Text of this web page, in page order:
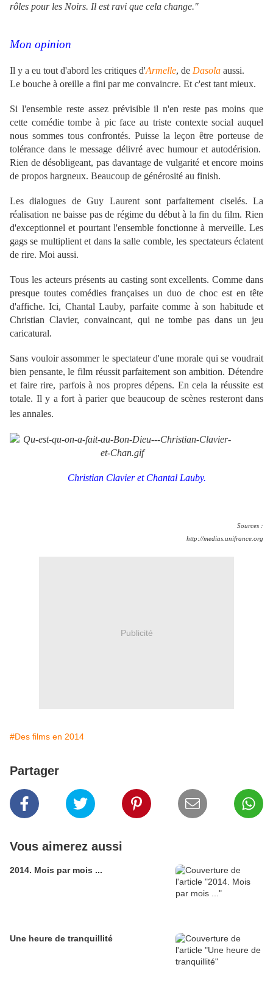
rôles pour les Noirs. Il est ravi que cela change."
Mon opinion
Il y a eu tout d'abord les critiques d'Armelle, de Dasola aussi.
Le bouche à oreille a fini par me convaincre. Et c'est tant mieux.
Si l'ensemble reste assez prévisible il n'en reste pas moins que
cette comédie tombe à pic face au triste contexte social auquel
nous sommes tous confrontés. Puisse la leçon être porteuse de
tolérance dans le message délivré avec humour et autodérision.
Rien de désobligeant, pas davantage de vulgarité et encore moins
de propos hargneux. Beaucoup de générosité au finish.
Les dialogues de Guy Laurent sont parfaitement ciselés. La
réalisation ne baisse pas de régime du début à la fin du film. Rien
d'exceptionnel et pourtant l'ensemble fonctionne à merveille. Les
gags se multiplient et dans la salle comble, les spectateurs éclatent
de rire. Moi aussi.
Tous les acteurs présents au casting sont excellents. Comme dans
presque toutes comédies françaises un duo de choc est en tête
d'affiche. Ici, Chantal Lauby, parfaite comme à son habitude et
Christian Clavier, convaincant, qui ne tombe pas dans un jeu
caricatural.
Sans vouloir assommer le spectateur d'une morale qui se voudrait
bien pensante, le film réussit parfaitement son ambition. Détendre
et faire rire, parfois à nos propres dépens. En cela la réussite est
totale. Il y a fort à parier que beaucoup de scènes resteront dans
les annales.
Christian Clavier et Chantal Lauby.
Sources :
http://medias.unifrance.org
Publicité
#Des films en 2014
Partager
Vous aimerez aussi
2014. Mois par mois ...
Une heure de tranquillité